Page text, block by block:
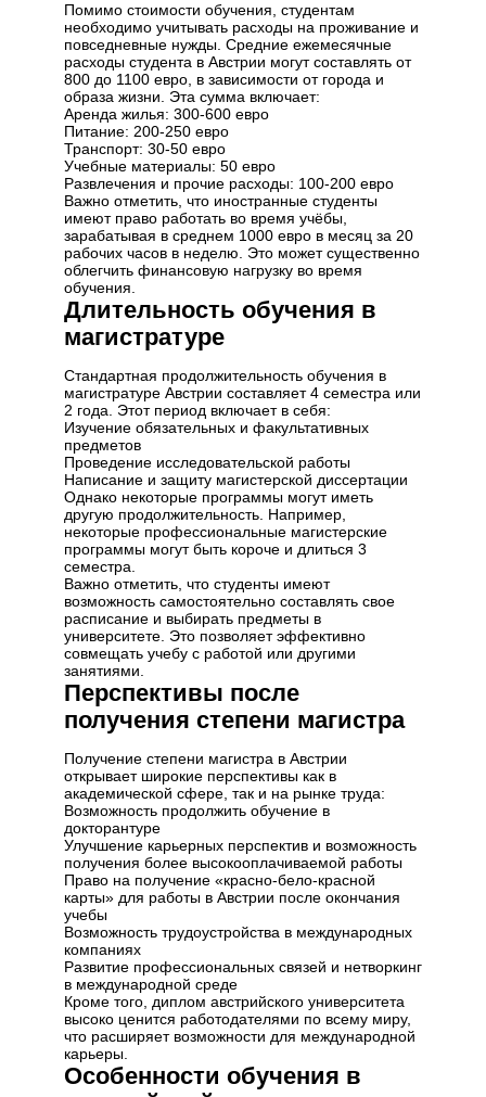
Помимо стоимости обучения, студентам
необходимо учитывать расходы на проживание и
повседневные нужды. Средние ежемесячные
расходы студента в Австрии могут составлять от
800 до 1100 евро, в зависимости от города и
образа жизни. Эта сумма включает:
Аренда жилья: 300-600 евро
Питание: 200-250 евро
Транспорт: 30-50 евро
Учебные материалы: 50 евро
Развлечения и прочие расходы: 100-200 евро
Важно отметить, что иностранные студенты
имеют право работать во время учёбы,
зарабатывая в среднем 1000 евро в месяц за 20
рабочих часов в неделю. Это может существенно
облегчить финансовую нагрузку во время
обучения.
Длительность обучения в
магистратуре
Стандартная продолжительность обучения в
магистратуре Австрии составляет 4 семестра или
2 года. Этот период включает в себя:
Изучение обязательных и факультативных
предметов
Проведение исследовательской работы
Написание и защиту магистерской диссертации
Однако некоторые программы могут иметь
другую продолжительность. Например,
некоторые профессиональные магистерские
программы могут быть короче и длиться 3
семестра.
Важно отметить, что студенты имеют
возможность самостоятельно составлять свое
расписание и выбирать предметы в
университете. Это позволяет эффективно
совмещать учебу с работой или другими
занятиями.
Перспективы после
получения степени магистра
Получение степени магистра в Австрии
открывает широкие перспективы как в
академической сфере, так и на рынке труда:
Возможность продолжить обучение в
докторантуре
Улучшение карьерных перспектив и возможность
получения более высокооплачиваемой работы
Право на получение «красно-бело-красной
карты» для работы в Австрии после окончания
учебы
Возможность трудоустройства в международных
компаниях
Развитие профессиональных связей и нетворкинг
в международной среде
Кроме того, диплом австрийского университета
высоко ценится работодателями по всему миру,
что расширяет возможности для международной
карьеры.
Особенности обучения в